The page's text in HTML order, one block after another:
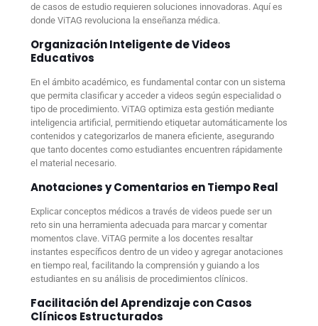
de casos de estudio requieren soluciones innovadoras. Aquí es
donde ViTAG revoluciona la enseñanza médica.
Organización Inteligente de Videos
Educativos
En el ámbito académico, es fundamental contar con un sistema
que permita clasificar y acceder a videos según especialidad o
tipo de procedimiento. ViTAG optimiza esta gestión mediante
inteligencia artificial, permitiendo etiquetar automáticamente los
contenidos y categorizarlos de manera eficiente, asegurando
que tanto docentes como estudiantes encuentren rápidamente
el material necesario.
Anotaciones y Comentarios en Tiempo Real
Explicar conceptos médicos a través de videos puede ser un
reto sin una herramienta adecuada para marcar y comentar
momentos clave. ViTAG permite a los docentes resaltar
instantes específicos dentro de un video y agregar anotaciones
en tiempo real, facilitando la comprensión y guiando a los
estudiantes en su análisis de procedimientos clínicos.
Facilitación del Aprendizaje con Casos
Clínicos Estructurados